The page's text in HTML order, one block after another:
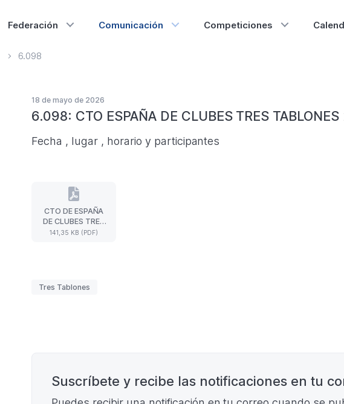
Principal
Federación Comunicación Competiciones
6.098
18 de mayo de 2026
6.098: CTO ESPAÑA DE CLUBES TRES
Fecha , lugar , horario y participantes
CTO DE ESPAÑA
DE CLUBES TRES
TABLONES 2026
141,35 KB (PDF)
CTO
DE
ESPAÑA
2026
Etiquetas
Tres Tablones
Suscríbete y recibe las notificaciones en tu